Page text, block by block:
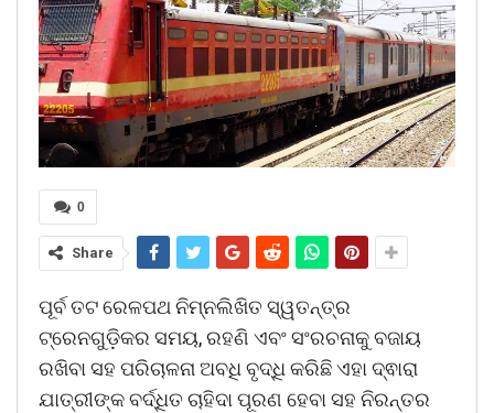
0
Share
ପୂର୍ବ ତଟ ରେଳପଥ ନିମ୍ନଲିଖିତ ସ୍ୱତନ୍ତ୍ର
ଟ୍ରେନଗୁଡ଼ିକର ସମୟ, ରହଣି ଏବଂ ସଂରଚନାକୁ ବଜାୟ
ରଖିବା ସହ ପରିଚାଳନା ଅବଧି ବୃଦ୍ଧି କରିଛି ଏହା ଦ୍ଵାରା
ଯାତ୍ରୀଙ୍କ ବର୍ଦ୍ଧିତ ଚାହିଦା ପୂରଣ ହେବା ସହ ନିରନ୍ତର